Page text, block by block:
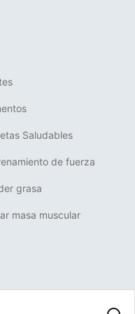
Saludables
de fuerza
grasa
masa muscular